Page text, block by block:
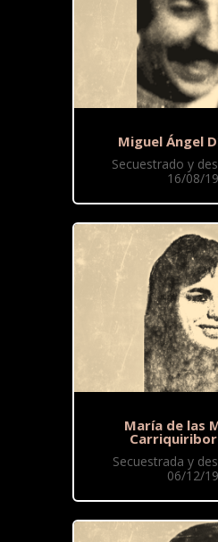
Miguel Ángel
Secuestrado y
16/08/
María de las
Secuestrada y
06/12/